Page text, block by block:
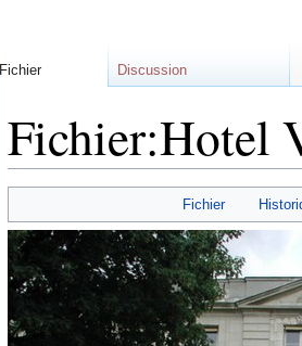
Fichier:Hotel
Fichier
Fichier Discussion